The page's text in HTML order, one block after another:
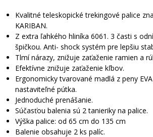
Kvalitné teleskopické trekingové palice
KARIBAN.
Z extra ľahkého hliníka 6061. 3 časti s
špičkou. Anti- shock systém pre lepšiu
Tlmí nárazy, znižuje zaťaženie ramien a
Efektívne znižuje zaťaženie kľbov.
Ergonomicky tvarované madlá z peny
nastaviteľné pútka.
Jednoduché prenášanie.
Súčasťou balenia sú 2 tanieriky na palice.
Výška palice: od 65 cm do 135 cm
Balenie obsahuje 2 ks palíc.